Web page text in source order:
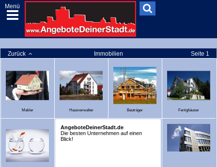
Menü
Zurück Immobilien Seite 1
Makler Hausverwalter Bauträger Fertighäuser
AngeboteDeinerStadt.de
Die besten Unternehmen auf einen
Blick!